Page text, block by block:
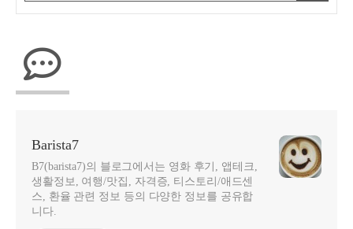
Barista7
B7(barista7)의 블로그에서는 영화 후기, 앱테크,
생활정보, 여행/맛집, 자격증, 티스토리/애드센
스, 환율 관련 정보 등의 다양한 정보를 공유합
니다.